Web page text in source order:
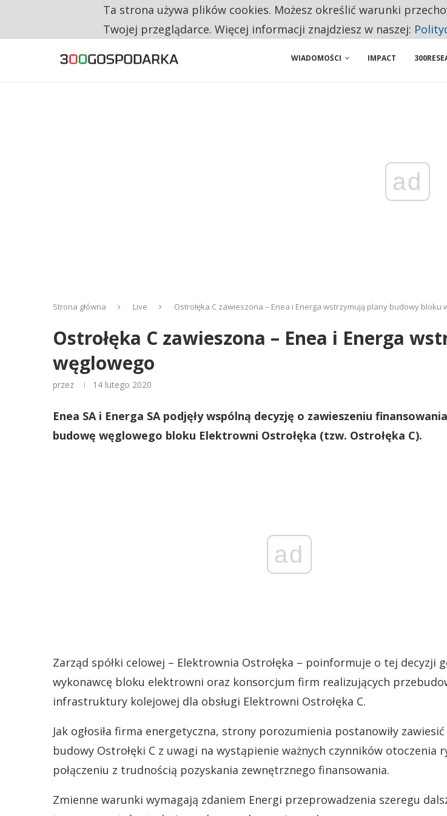
CO TRZECIĄ ZŁOTÓWKĘ Z EMERYTURY SENIORZY PRZEZNACZAJĄ NA PODSTAWOWE
WIADOMOŚCI IMPACT
ad
Strona główna Live Ostrołęka C zawieszona – Enea i Energa wstrzymują plany budowy bloku
Ostrołęka C zawieszona – Enea i Energa
węglowego
przez 14 lutego 2020
Enea SA i Energa SA podjęły wspólną decyzję o zawieszeniu
budowę węglowego bloku Elektrowni Ostrołęka (tzw. Ostrołęka C).
ad
Zarząd spółki celowej – Elektrownia Ostrołęka – poinformuje o tej decyzji
wykonawcę bloku elektrowni oraz konsorcjum firm realizujących
infrastruktury kolejowej dla obsługi Elektrowni Ostrołęka C.
Jak ogłosiła firma energetyczna, strony porozumienia postanowiły
budowy Ostrołęki C z uwagi na wystąpienie ważnych czynników otoczenia
połączeniu z trudnością pozyskania zewnętrznego finansowania.
Zmienne warunki wymagają zdaniem Energi przeprowadzenia szeregu
Ta strona używa plików cookies. Możesz określić warunki
Twojej przeglądarce. Więcej informacji znajdziesz w naszej: